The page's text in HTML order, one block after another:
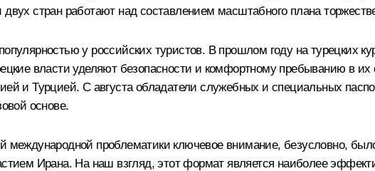
стран работают над составлением масштабного плана
у российских туристов. В прошлом году на турецких
власти уделяют безопасности и комфортному пребыванию в
и Турцией. С августа обладатели служебных и специальных
основе.
международной проблематики ключевое внимание, безусловно,
Ирана. На наш взгляд, этот формат является наиболее